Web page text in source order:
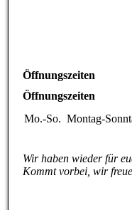
Öffnungszeiten
Öffnungszeiten
Mo.-So.Montag-
Wir haben wieder für
Kommt vorbei, wir